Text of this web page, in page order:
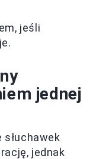
jeśli
jednej
słuchawek
jednak